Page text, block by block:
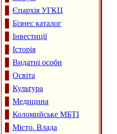
Єпархія УГКЦ
Бізнес каталог
Інвестиції
Історія
Видатні особи
Освіта
Культура
Медицина
Коломийське МБТІ
Місто. Влада